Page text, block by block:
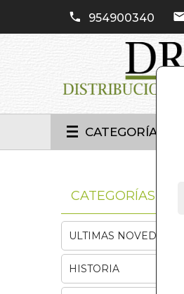
954900340
CATEGORÍAS
CATEGORÍAS
ULTIMAS NOVEDADES
HISTORIA